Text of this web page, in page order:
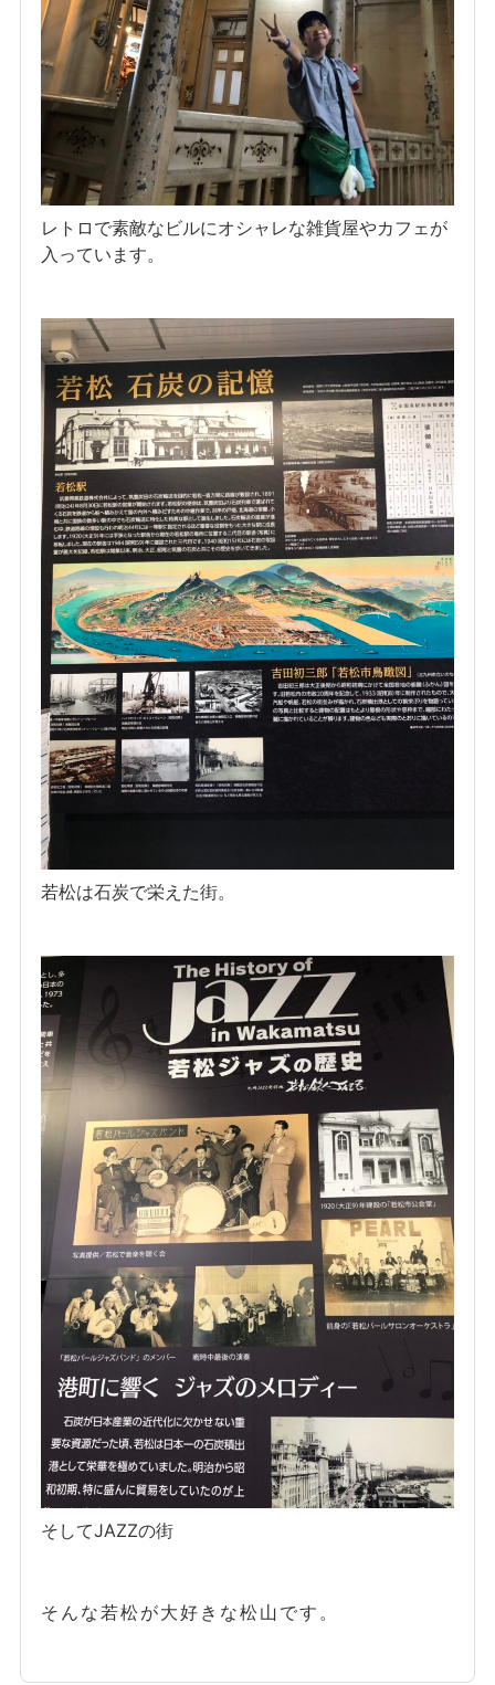
レトロで素敵なビルにオシャレな雑貨屋やカフェが
入っています。
若松は石炭で栄えた街。
そしてJAZZの街
そんな若松が大好きな松山です。